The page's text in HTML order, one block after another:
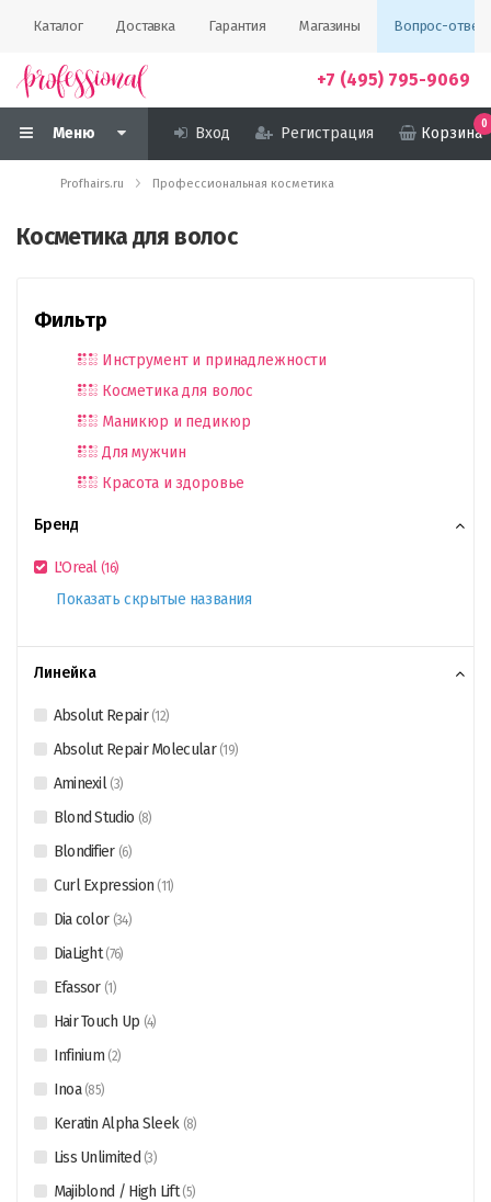
Каталог Доставка Гарантия Магазины Вопрос-ответ
+7 (495) 795-9069
Меню Вход Регистрация Корзина
0
Profhairs.ru Профессиональная косметика
Косметика для волос
Фильтр
Инструмент и принадлежности
Косметика для волос
Маникюр и педикюр
Для мужчин
Красота и здоровье
Бренд
L'Oreal(16)
Показать скрытые названия
Линейка
Absolut Repair (12)
Absolut Repair Molecular (19)
Aminexil (3)
Blond Studio (8)
Blondifier (6)
Curl Expression (11)
Dia color (34)
DiaLight(76)
Efassor (1 )
Hair Touch Up (4)
Infinium (2)
Inoa (85)
Keratin Alpha Sleek (8)
Liss Unlimited (3)
Majiblond / High Lift(5)